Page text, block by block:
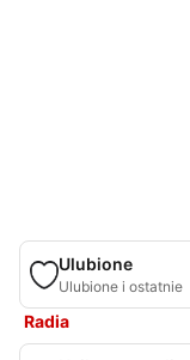
Ulubione
Ulubione i ostatnie
Radia